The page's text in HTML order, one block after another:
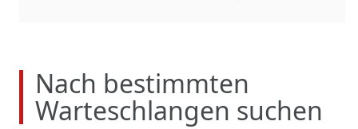
Nach bestimmten
Warteschlangen suchen